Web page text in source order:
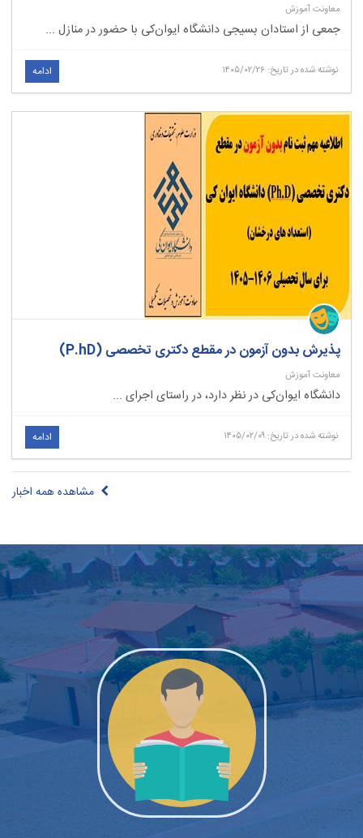
معاونت آموزش
جمعی از استادان بسیجی دانشگاه ایوان‌کی با حضور در منازل ...
نوشته شده در تاریخ: ۱۴۰۵/۰۲/۲۶ ادامه
پذیرش بدون آزمون در مقطع دکتری تخصصی (P.hD)
معاونت آموزش
دانشگاه ایوان‌کی در نظر دارد، در راستای اجرای ...
نوشته شده در تاریخ: ۱۴۰۵/۰۲/۰۹ ادامه
مشاهده همه اخبار